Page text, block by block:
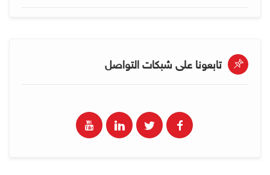
تابعونا على شبكات التواصل